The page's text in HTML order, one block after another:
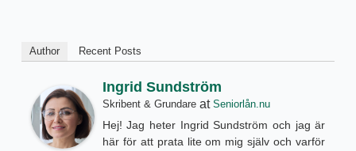
Author Recent Posts
Ingrid Sundström
Skribent & Grundareat Seniorlån.nu
Hej! Jag heter Ingrid Sundström och jag är
här för att prata lite om mig själv och varför